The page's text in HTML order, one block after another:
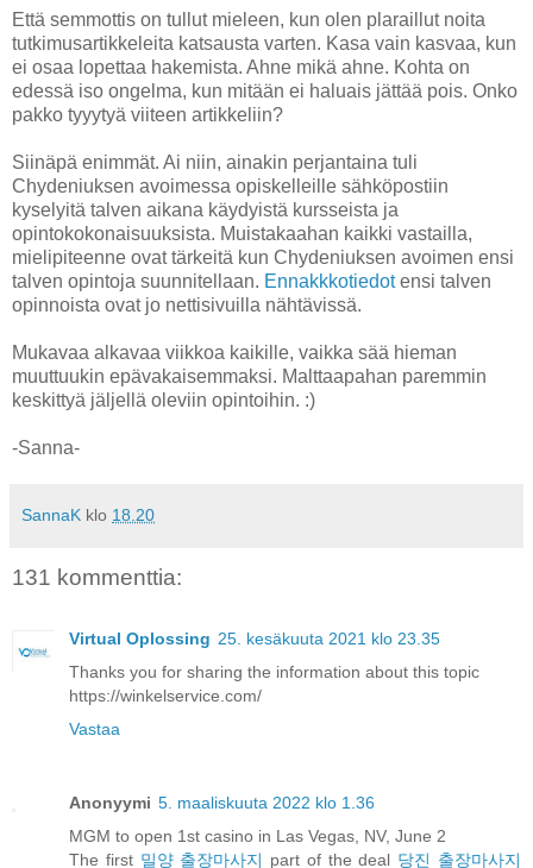
Että semmottis on tullut mieleen, kun olen plaraillut noita
tutkimusartikkeleita katsausta varten. Kasa vain kasvaa, kun
ei osaa lopettaa hakemista. Ahne mikä ahne. Kohta on
edessä iso ongelma, kun mitään ei haluais jättää pois. Onko
pakko tyyytyä viiteen artikkeliin?
Siinäpä enimmät. Ai niin, ainakin perjantaina tuli
Chydeniuksen avoimessa opiskelleille sähköpostiin
kyselyitä talven aikana käydyistä kursseista ja
opintokokonaisuuksista. Muistakaahan kaikki vastailla,
mielipiteenne ovat tärkeitä kun Chydeniuksen avoimen ensi
talven opintoja suunnitellaan. Ennakkkotiedotensi talven
opinnoista ovat jo nettisivuilla nähtävissä.
Mukavaa alkavaa viikkoa kaikille, vaikka sää hieman
muuttuukin epävakaisemmaksi. Malttaapahan paremmin
keskittyä jäljellä oleviin opintoihin. :)
-Sanna-
SannaK klo 18.20
131 kommenttia:
Virtual Oplossing 25. kesäkuuta 2021 klo 23.35
Thanks you for sharing the information about this topic
https://winkelservice.com/
Vastaa
Anonyymi 5. maaliskuuta 2022 klo 1.36
MGM to open 1st casino in Las Vegas, NV, June 2
The first 밀양 출장마사지 part of the deal 당진 출장마사지